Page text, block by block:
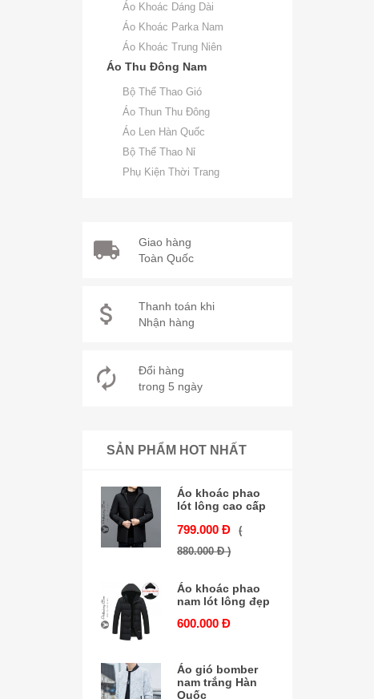
Áo Khoác Dáng Dài
Áo Khoác Parka Nam
Áo Khoác Trung Niên
Áo Thu Đông Nam
Bộ Thể Thao Gió
Áo Thun Thu Đông
Áo Len Hàn Quốc
Bộ Thể Thao Nỉ
Phụ Kiện Thời Trang
Giao hàng
Toàn Quốc
Thanh toán khi
Nhận hàng
Đổi hàng
trong 5 ngày
SẢN PHẨM HOT NHẤT
Áo khoác phao
lót lông cao cấp
799.000 Đ
(
880.000 Đ )
Áo khoác phao
nam lót lông đẹp
600.000 Đ
Áo gió bomber
nam trắng Hàn
Quốc